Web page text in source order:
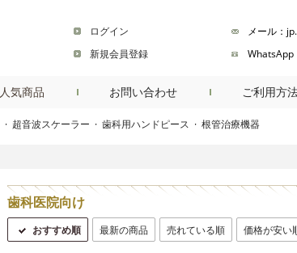
ログイン
新規会員登録
メール：
WhatsApp
人気商品 お問い合わせ ご利用方
· 超音波スケーラー · 歯科用ハンドピース · 根管治療機器商品検索
歯科医院向け
おすすめ順 最新の商品 売れている順 価格が安い